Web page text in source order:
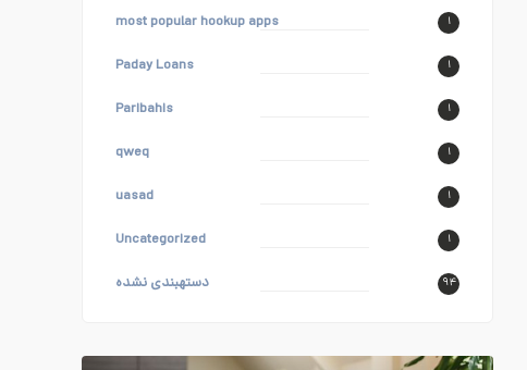
most popular hookup apps ۱
Paday Loans ۱
Paribahis ۱
qweq ۱
uasad ۱
Uncategorized ۱
دستهبندی نشده ۹۴